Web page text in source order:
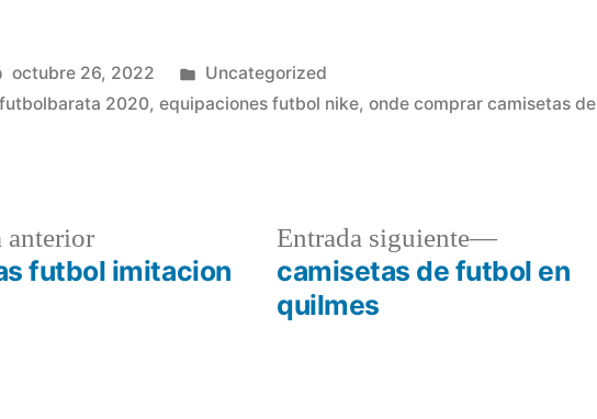
octubre 26, 2022
Publicado
en
Uncategorized
2020,equipaciones futbol nike,onde comprar camisetas de
anteriorEntrada
anterior:
futbol imitacion
Entrada siguiente
Entrada
siguiente:
camisetas de futbol en
quilmes